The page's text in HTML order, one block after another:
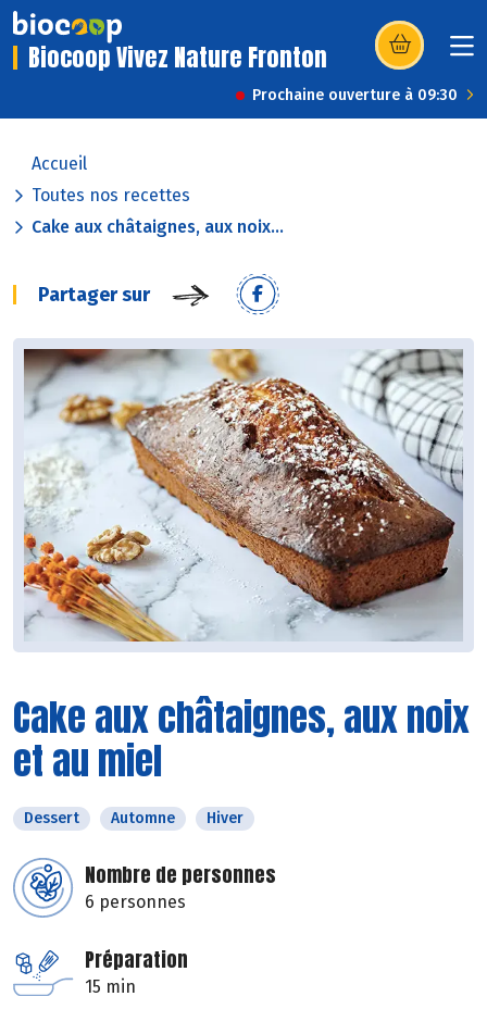
Biocoop Vivez Nature Fronton (s’ouvre dans
Prochaine ouverture à 09:30
Accueil
Toutes nos recettes
Cake aux châtaignes, aux noix...
Partager sur
Cake aux châtaignes, aux noix
et au miel
Dessert Automne Hiver
Nombre de personnes
6 personnes
Préparation
15 min